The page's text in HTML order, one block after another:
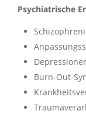
Psychiatrische
Burn-Out-